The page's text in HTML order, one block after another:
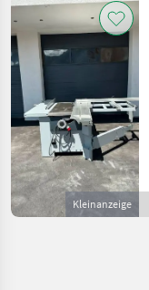
Kleinanzeige